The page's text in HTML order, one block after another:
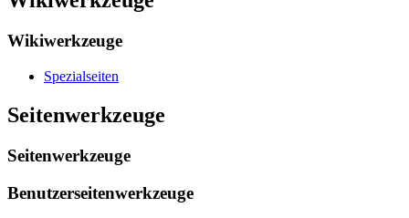
Wikiwerkzeuge
Spezialseiten
Seitenwerkzeuge
Seitenwerkzeuge
Benutzerseitenwerkzeuge